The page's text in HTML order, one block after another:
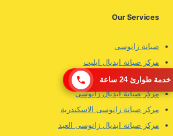
Our Services
صيانة زانوسى
مركز صيانة ايديال ايليت
رقم صيانة ايديال زانوسى
مركز صيانة ايديال زانوسى
مركز صيانة زانوسى الاسكندرية
مركز صيانة ايديال زانوسى العبد
خدمة طوارئ 24 ساعة